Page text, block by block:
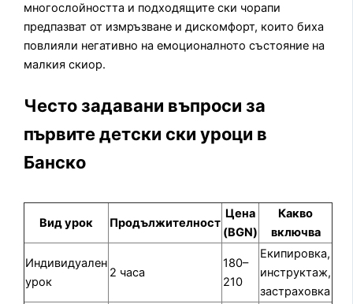
многослойността и подходящите ски чорапи
предпазват от измръзване и дискомфорт, които биха
повлияли негативно на емоционалното състояние на
малкия скиор.
Често задавани въпроси за
първите детски ски уроци в
Банско
Вид урок Продължителност
Цена
(BGN)
Какво
включва
Индивидуален
урок
2 часа
180–
210
Екипировка,
инструктаж,
застраховка